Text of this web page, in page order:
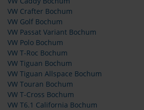
VW Crafter Bochum
VW Golf Bochum
VW Passat Variant Bochum
VW Polo Bochum
VW T-Roc Bochum
VW Tiguan Bochum
VW Tiguan Allspace Bochum
VW Touran Bochum
VW T-Cross Bochum
VW T6.1 California Bochum